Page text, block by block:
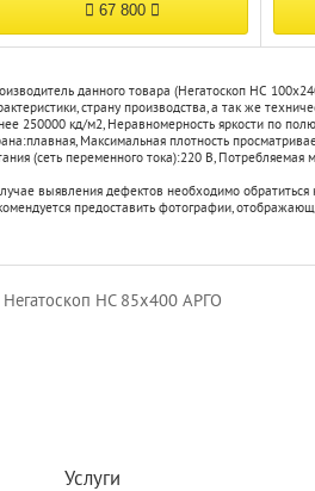
67 800
данного товара (Негатоскоп НС
страну производства, а так же
250000 кд/м2, Неравномерность яркости по
плавная, Максимальная плотность
(сеть переменного тока):220 В, Потребляемая
выявления дефектов необходимо
предоставить фотографии,
НС 85х400 АРГО
Услуги